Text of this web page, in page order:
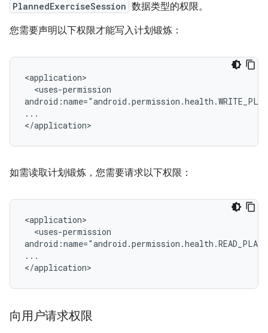
PlannedExerciseSession 数据类型的权限。
您需要声明以下权限才能写入计划锻炼：
<uses-permission
...
如需读取计划锻炼，您需要请求以下权限：
<uses-permission
...
向用户请求权限